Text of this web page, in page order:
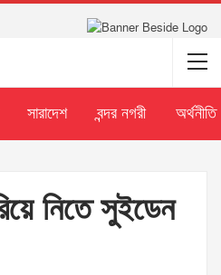
সারাদেশ বন্দর নগরী অর্থনীতি
নিতে সুইডেন